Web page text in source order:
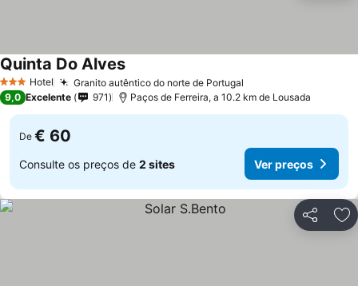
3 EstrelasHotel Granito autêntico do norte de Portugal
Quinta Do Alves
9,0 Excelente 971 Paços de Ferreira, a 10.2 km de Lousada
De € 60
Consulte os preços de 2 sites Ver preços
Partilhar